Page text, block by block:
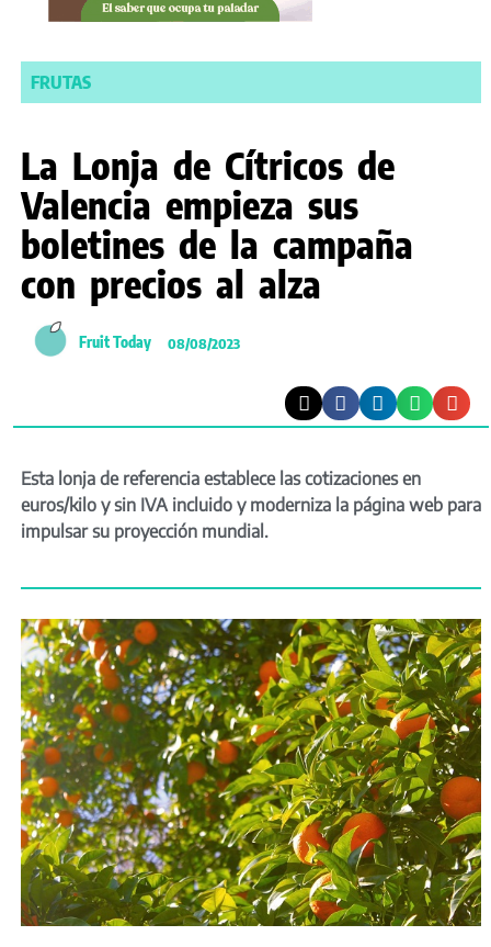
FRUTAS
La Lonja de Cítricos de
Valencia empieza sus
boletines de la campaña
con precios al alza
Fruit Today 08/08/2023
Esta lonja de referencia establece las cotizaciones en
euros/kilo y sin IVA incluido y moderniza la página web para
impulsar su proyección mundial.